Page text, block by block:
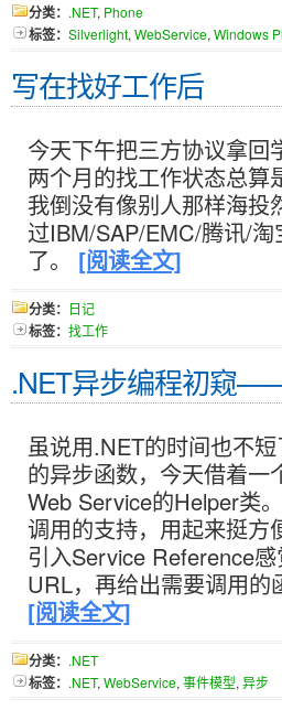
分类： .NET, Phone
标签： Silverlight, WebService, Windows
写在找好工作后
今天下午把三方协议拿
两个月的找工作状态总算
我倒没有像别人那样海投
过IBM/SAP/EMC/腾讯/
了。 [阅读全文]
分类： 日记
标签： 找工作
.NET异步编程初窥
虽说用.NET的时间也不
的异步函数，今天借着一
Web Service的Helper类
调用的支持，用起来挺方
引入Service Reference
URL，再给出需要调用
[阅读全文]
分类： .NET
标签： .NET, WebService, 事件模型, 异步